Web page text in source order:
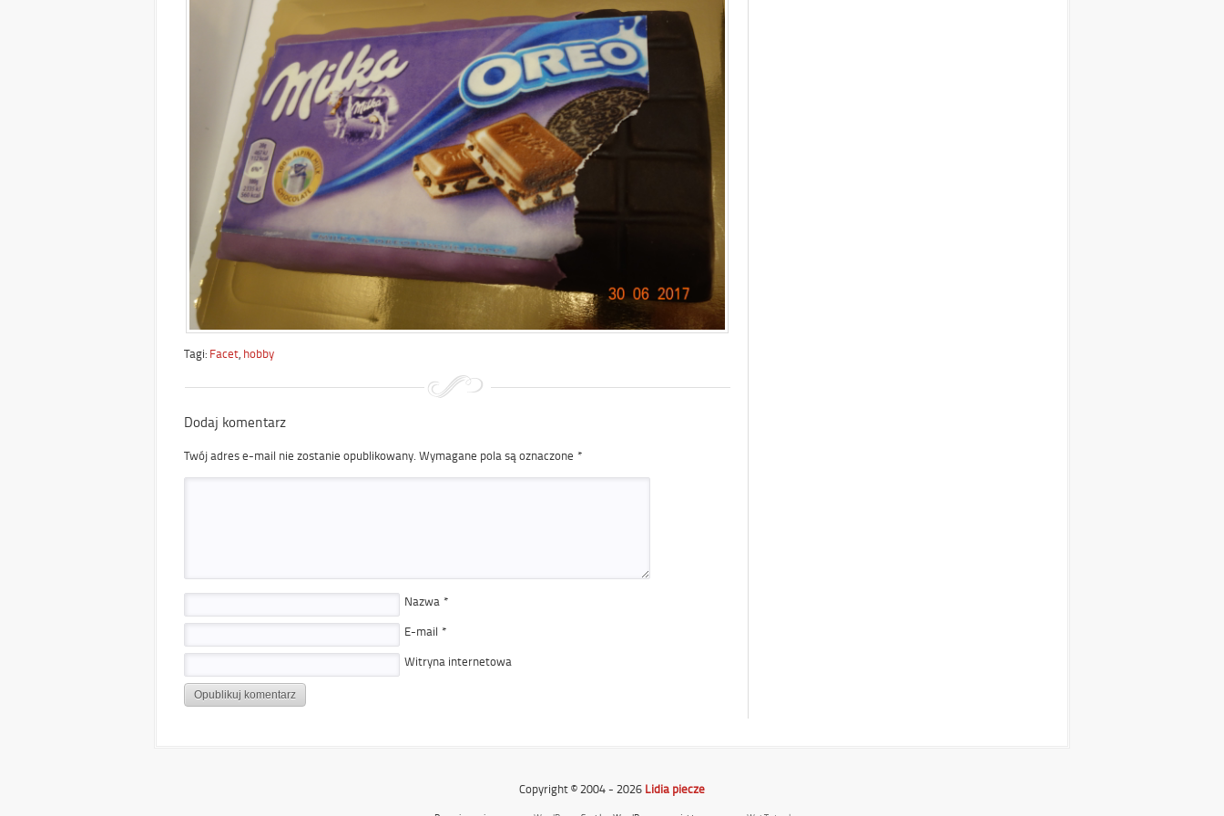
Tagi: Facet hobby
Dodaj komentarz
Twój adres e-mail nie zostanie opublikowany. Wymagane pola są oznaczone *
Nazwa *
E-mail *
Witryna internetowa
Copyright © 2004 - 2026 Lidia piecze